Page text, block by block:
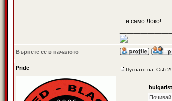
....и само Локо!
Върнете се в началото
Pride Пуснато на: Съб